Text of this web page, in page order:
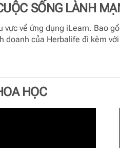
SỐNG LÀNH
về ứng dụng iLearn. Bao
của Herbalife đi kèm
HỌC